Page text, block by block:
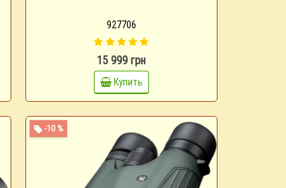
927706
15 999 грн
Купить
-10 %